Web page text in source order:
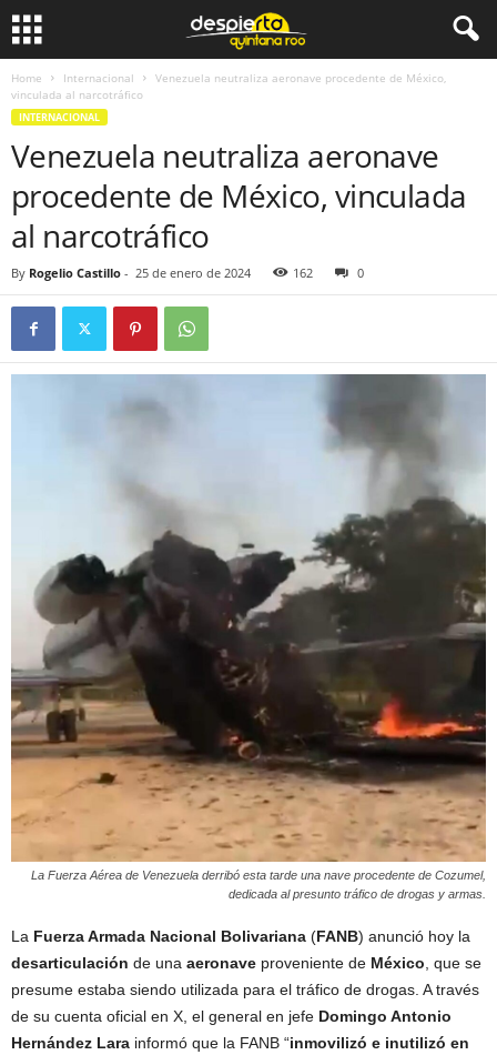
Home Internacional
Venezuela neutraliza aeronave procedente de México,
vinculada al narcotráfico
INTERNACIONAL
Venezuela neutraliza aeronave
procedente de México, vinculada
al narcotráfico
By Rogelio Castillo - 25 de enero de 2024 162 0
La Fuerza Aérea de Venezuela derribó esta tarde una nave procedente de Cozumel,
dedicada al presunto tráfico de drogas y armas.
La Fuerza Armada Nacional Bolivariana (FANB) anunció hoy la
desarticulación de una aeronave proveniente de México , que se
presume estaba siendo utilizada para el tráfico de drogas. A través
de su cuenta oficial en X, el general en jefe Domingo Antonio
Hernández Lara informó que la FANB “inmovilizó e inutilizó en